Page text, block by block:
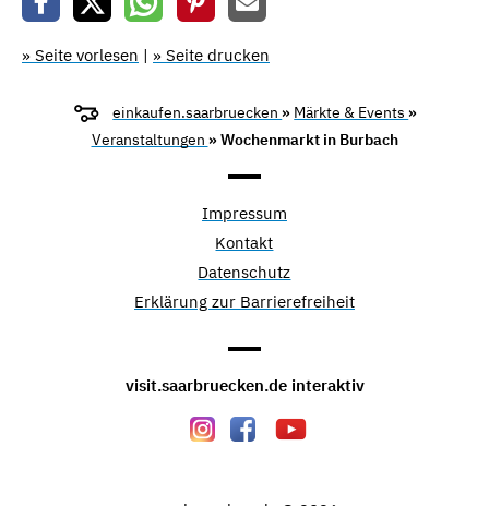
» Seite vorlesen | » Seite drucken
einkaufen.saarbruecken » Märkte & Events »
Veranstaltungen » Wochenmarkt in Burbach
Impressum
Kontakt
Datenschutz
Erklärung zur Barrierefreiheit
visit.saarbruecken.de interaktiv